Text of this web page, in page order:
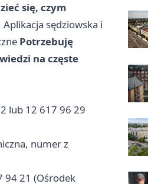
się, czym
Aplikacja sędziowska i
Potrzebuję
na częste
lub 12 617 96 29
numer z
94 21 (Ośrodek